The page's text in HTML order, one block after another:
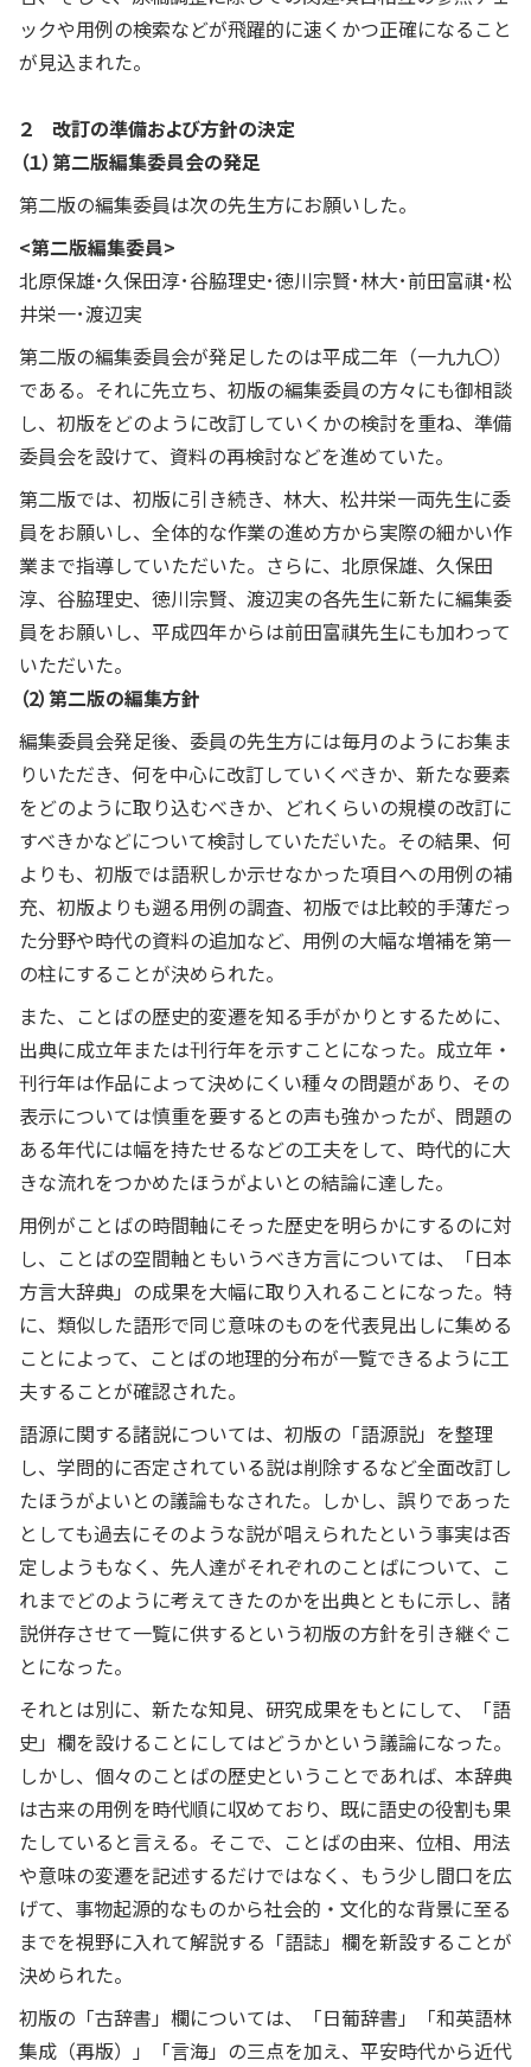
ックや用例の検索などが飛躍的に速くかつ正確になること
が見込まれた。
２ 改訂の準備および方針の決定
（１）第二版編集委員会の発足
第二版の編集委員は次の先生方にお願いした。
<第二版編集委員>
北原保雄･久保田淳･谷脇理史･徳川宗賢･林大･前田富祺･松
井栄一･渡辺実
第二版の編集委員会が発足したのは平成二年（一九九〇）
である。それに先立ち、初版の編集委員の方々にも御相談
し、初版をどのように改訂していくかの検討を重ね、準備
委員会を設けて、資料の再検討などを進めていた。
第二版では、初版に引き続き、林大、松井栄一両先生に委
員をお願いし、全体的な作業の進め方から実際の細かい作
業まで指導していただいた。さらに、北原保雄、久保田
淳、谷脇理史、徳川宗賢、渡辺実の各先生に新たに編集委
員をお願いし、平成四年からは前田富祺先生にも加わって
いただいた。
（2）第二版の編集方針
編集委員会発足後、委員の先生方には毎月のようにお集ま
りいただき、何を中心に改訂していくべきか、新たな要素
をどのように取り込むべきか、どれくらいの規模の改訂に
すべきかなどについて検討していただいた。その結果、何
よりも、初版では語釈しか示せなかった項目への用例の補
充、初版よりも遡る用例の調査、初版では比較的手薄だっ
た分野や時代の資料の追加など、用例の大幅な増補を第一
の柱にすることが決められた。
また、ことばの歴史的変遷を知る手がかりとするために、
出典に成立年または刊行年を示すことになった。成立年・
刊行年は作品によって決めにくい種々の問題があり、その
表示については慎重を要するとの声も強かったが、問題の
ある年代には幅を持たせるなどの工夫をして、時代的に大
きな流れをつかめたほうがよいとの結論に達した。
用例がことばの時間軸にそった歴史を明らかにするのに対
し、ことばの空間軸ともいうべき方言については、「日本
方言大辞典」の成果を大幅に取り入れることになった。特
に、類似した語形で同じ意味のものを代表見出しに集める
ことによって、ことばの地理的分布が一覧できるように工
夫することが確認された。
語源に関する諸説については、初版の「語源説」を整理
し、学問的に否定されている説は削除するなど全面改訂し
たほうがよいとの議論もなされた。しかし、誤りであった
としても過去にそのような説が唱えられたという事実は否
定しようもなく、先人達がそれぞれのことばについて、こ
れまでどのように考えてきたのかを出典とともに示し、諸
説併存させて一覧に供するという初版の方針を引き継ぐこ
とになった。
それとは別に、新たな知見、研究成果をもとにして、「語
史」欄を設けることにしてはどうかという議論になった。
しかし、個々のことばの歴史ということであれば、本辞典
は古来の用例を時代順に収めており、既に語史の役割も果
たしていると言える。そこで、ことばの由来、位相、用法
や意味の変遷を記述するだけではなく、もう少し間口を広
げて、事物起源的なものから社会的・文化的な背景に至る
までを視野に入れて解説する「語誌」欄を新設することが
決められた。
初版の「古辞書」欄については、「日葡辞書」「和英語林
集成（再版）」「言海」の三点を加え、平安時代から近代